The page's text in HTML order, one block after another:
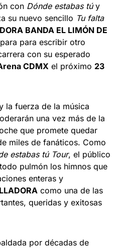
con Dónde estabas túy
su nuevo sencillo Tu falta
BANDA EL LIMÓN DE
para escribir otro
con su esperado
CDMX el próximo 23
la fuerza de la música
una vez más de la
que promete quedar
miles de fanáticos. Como
estabas tú Tour, el público
pulmón los himnos que
enteras y
como una de las
queridas y exitosas
por décadas de